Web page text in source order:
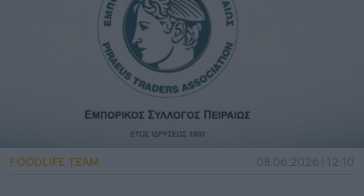
FOODLIFE TEAM 08.06.2026 | 12:10